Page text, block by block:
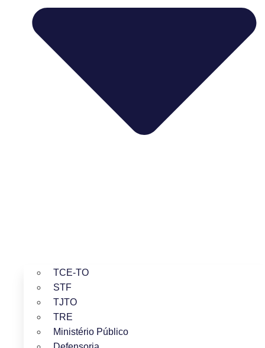
TCE-TO
STF
TJTO
TRE
Ministério Público